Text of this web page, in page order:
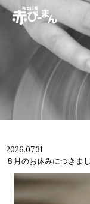
イベ
2026.07.31
８月のお休みにつきま